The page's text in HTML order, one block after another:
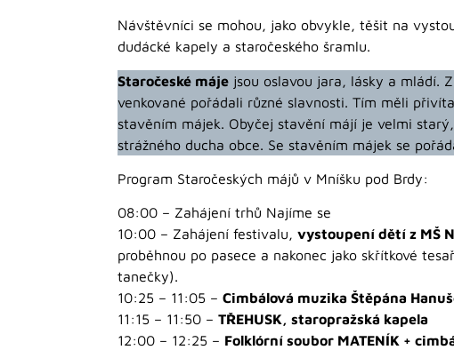
Návštěvníci se mohou, jako obvykle, těšit na
dudácké kapely a staročeského šramlu.
Staročeské máje jsou oslavou jara, lásky a mládí.
venkované pořádali různé slavnosti. Tím měli
stavěním májek. Obyčej stavění májí je velmi
strážného ducha obce. Se stavěním májek se
Program Staročeských májů v Mníšku pod Brdy:
08:00 – Zahájení trhů Najíme se
10:00 – Zahájení festivalu, vystoupení dětí z MŠ
proběhnou po pasece a nakonec jako skřítkové
tanečky).
10:25 – 11:05 – Cimbálová muzika Štěpána
11:15 – 11:50 – TŘEHUSK, staropražská kapela
12:00 – 12:25 – Folklórní soubor MATENÍK +